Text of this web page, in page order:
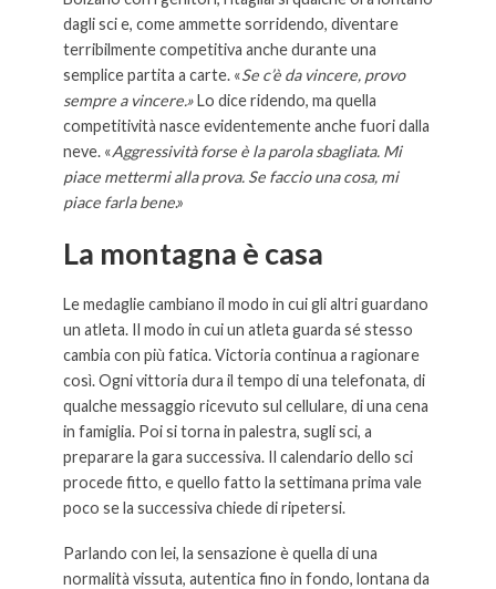
dagli sci e, come ammette sorridendo, diventare
terribilmente competitiva anche durante una
semplice partita a carte. «Se c’è da vincere, provo
sempre a vincere.»Lo dice ridendo, ma quella
competitività nasce evidentemente anche fuori dalla
neve. «Aggressività forse è la parola sbagliata. Mi
piace mettermi alla prova. Se faccio una cosa, mi
piace farla bene.»
La montagna è casa
Le medaglie cambiano il modo in cui gli altri guardano
un atleta. Il modo in cui un atleta guarda sé stesso
cambia con più fatica. Victoria continua a ragionare
così. Ogni vittoria dura il tempo di una telefonata, di
qualche messaggio ricevuto sul cellulare, di una cena
in famiglia. Poi si torna in palestra, sugli sci, a
preparare la gara successiva. Il calendario dello sci
procede fitto, e quello fatto la settimana prima vale
poco se la successiva chiede di ripetersi.
Parlando con lei, la sensazione è quella di una
normalità vissuta, autentica fino in fondo, lontana da